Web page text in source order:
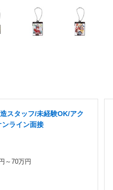
スタッフ/未経験OK/アク
ンライン面接
～70万円